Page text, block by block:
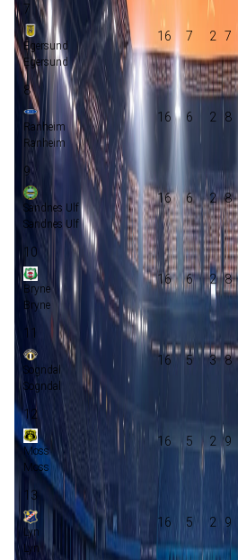
7
Egersund
Egersund
16 7 2 7
8
Ranheim
Ranheim
16 6 2 8
9
Sandnes Ulf
Sandnes Ulf
16 6 2 8
10
Bryne
Bryne
16 6 2 8
11
Sogndal
Sogndal
16 5 3 8
12
Moss
Moss
16 5 2 9
13
Lyn
Lyn
16 5 2 9